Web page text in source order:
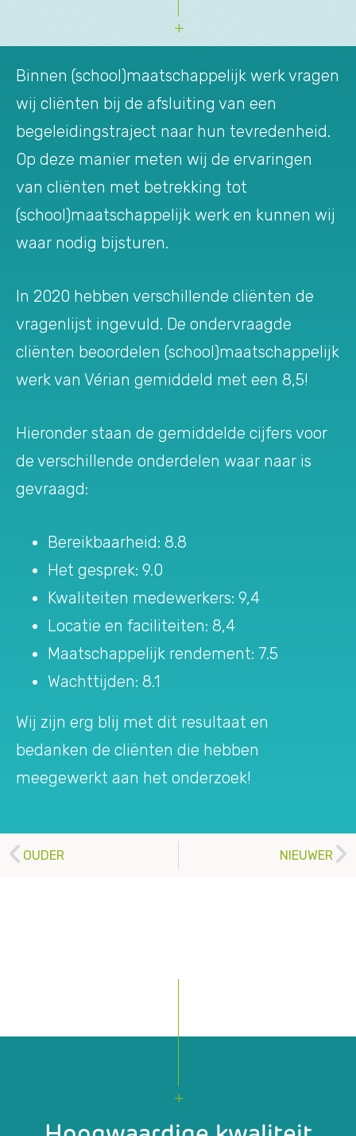
Binnen (school)maatschappelijk werk vragen
wij cliënten bij de afsluiting van een
begeleidingstraject naar hun tevredenheid.
Op deze manier meten wij de ervaringen
van cliënten met betrekking tot
(school)maatschappelijk werk en kunnen wij
waar nodig bijsturen.
In 2020 hebben verschillende cliënten de
vragenlijst ingevuld. De ondervraagde
cliënten beoordelen (school)maatschappelijk
werk van Vérian gemiddeld met een 8,5!
Hieronder staan de gemiddelde cijfers voor
de verschillende onderdelen waar naar is
gevraagd:
Bereikbaarheid: 8.8
Het gesprek: 9.0
Kwaliteiten medewerkers: 9,4
Locatie en faciliteiten: 8,4
Maatschappelijk rendement: 7.5
Wachttijden: 8.1
Wij zijn erg blij met dit resultaat en
bedanken de cliënten die hebben
meegewerkt aan het onderzoek!
OUDER NIEUWER